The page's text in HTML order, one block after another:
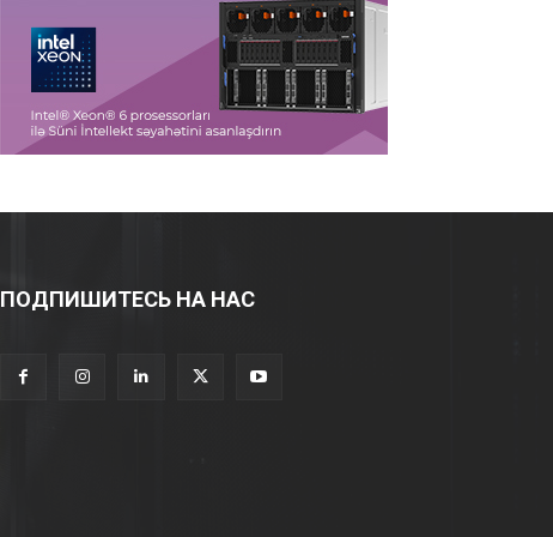
ПОДПИШИТЕСЬ НА НАС